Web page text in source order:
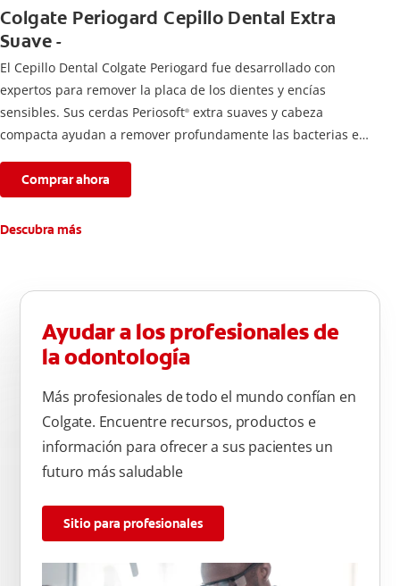
Colgate Periogard Cepillo Dental Extra
Suave -
El Cepillo Dental Colgate Periogard fue desarrollado con
expertos para remover la placa de los dientes y encías
sensibles. Sus cerdas Periosoft® extra suaves y cabeza
compacta ayudan a remover profundamente las bacterias en
Comprar ahora
Descubra más
Ayudar a los profesionales de
la odontología
Más profesionales de todo el mundo confían en
Colgate. Encuentre recursos, productos e
información para ofrecer a sus pacientes un
futuro más saludable
Sitio para profesionales